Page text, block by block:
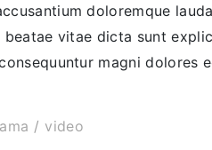
doloremque
vitae dicta sunt
magni dolores
video